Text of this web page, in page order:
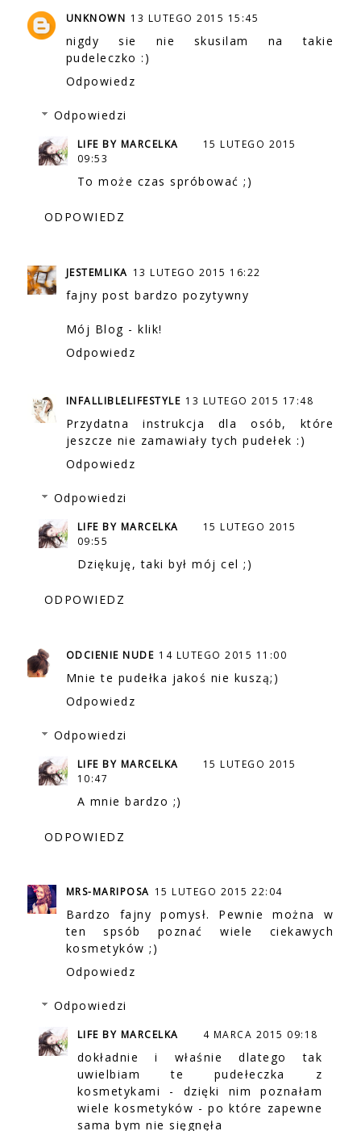
UNKNOWN 13 LUTEGO 2015 15:45
nigdy sie nie skusilam na takie
pudeleczko :)
Odpowiedz
Odpowiedzi
LIFE BY MARCELKA
15 LUTEGO 2015
09:53
To może czas spróbować ;)
ODPOWIEDZ
JESTEMLIKA 13 LUTEGO 2015 16:22
fajny post bardzo pozytywny
Mój Blog - klik!
Odpowiedz
INFALLIBLELIFESTYLE 13 LUTEGO 2015 17:48
Przydatna instrukcja dla osób, które
jeszcze nie zamawiały tych pudełek :)
Odpowiedz
Odpowiedzi
LIFE BY MARCELKA
15 LUTEGO 2015
09:55
Dziękuję, taki był mój cel ;)
ODPOWIEDZ
ODCIENIE NUDE 14 LUTEGO 2015 11:00
Mnie te pudełka jakoś nie kuszą;)
Odpowiedz
Odpowiedzi
LIFE BY MARCELKA
15 LUTEGO 2015
10:47
A mnie bardzo ;)
ODPOWIEDZ
MRS-MARIPOSA 15 LUTEGO 2015 22:04
Bardzo fajny pomysł. Pewnie można w
ten spsób poznać wiele ciekawych
kosmetyków ;)
Odpowiedz
Odpowiedzi
LIFE BY MARCELKA 4 MARCA 2015 09:18
dokładnie i właśnie dlatego tak
uwielbiam te pudełeczka z
kosmetykami - dzięki nim poznałam
wiele kosmetyków - po które zapewne
sama bym nie sięgnęła